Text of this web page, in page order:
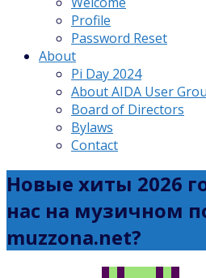
Profile
Password Reset
About
Pi Day 2024
About AIDA User
Board of Directors
Bylaws
Contact
Новые хиты 2026
нас на музичном
muzzona.net?